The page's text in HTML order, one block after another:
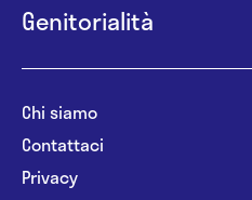
Genitorialità
Chi siamo
Contattaci
Privacy